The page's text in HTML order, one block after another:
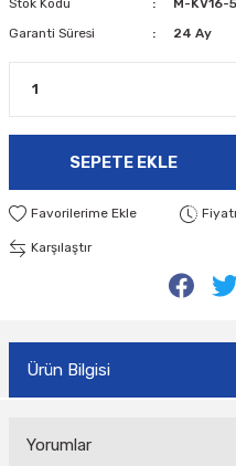
Stok Kodu
M-KV16-
Garanti Süresi
24 Ay
SEPETE EKLE
Karşılaştır
Ürün Bilgisi
Yorumlar